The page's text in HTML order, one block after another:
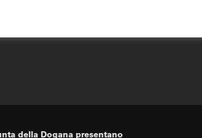
della Dogana presentano